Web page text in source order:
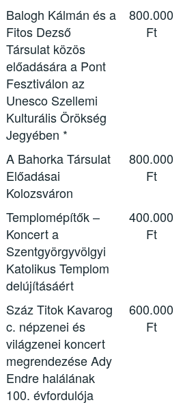
Balogh Kálmán és a
Fitos Dezső
Társulat közös
előadására a Pont
Fesztiválon az
Unesco Szellemi
Kulturális Örökség
Jegyében *
800.000
Ft
A Bahorka Társulat
Előadásai
Kolozsváron
800.000
Ft
Templomépítők –
Koncert a
Szentgyörgyvölgyi
Katolikus Templom
delújításáért
400.000
Ft
Száz Titok Kavarog
c. népzenei és
világzenei koncert
megrendezése Ady
Endre halálának
100. évfordulója
600.000
Ft